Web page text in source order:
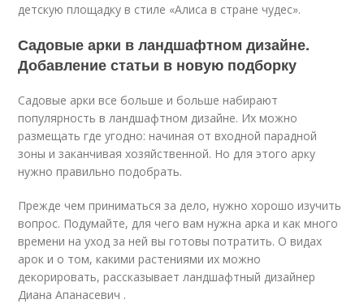
детскую площадку в стиле «Алиса в стране чудес».
Садовые арки в ландшафтном дизайне.
Добавление статьи в новую подборку
Садовые арки все больше и больше набирают
популярность в ландшафтном дизайне. Их можно
размещать где угодно: начиная от входной парадной
зоны и заканчивая хозяйственной. Но для этого арку
нужно правильно подобрать.
Прежде чем приниматься за дело, нужно хорошо изучить
вопрос. Подумайте, для чего вам нужна арка и как много
времени на уход за ней вы готовы потратить. О видах
арок и о том, какими растениями их можно
декорировать, рассказывает ландшафтный дизайнер
Диана Апанасевич .